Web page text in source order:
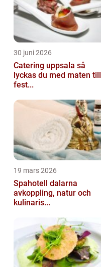
30 juni 2026
Catering uppsala så
lyckas du med maten till
fest...
19 mars 2026
Spahotell dalarna
avkoppling, natur och
kulinaris...